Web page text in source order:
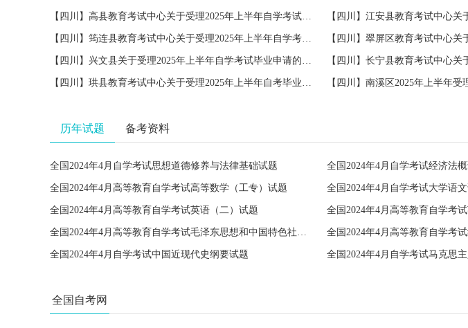
【四川】高县教育考试中心关于受理2025年上半年自学考试毕业申请的通知
【四川】筠连县教育考试中心关于受理2025年上半年自学考试毕业申请的通知
【四川】兴文县关于受理2025年上半年自学考试毕业申请的通知
【四川】珙县教育考试中心关于受理2025年上半年自考毕业申请的通知 【四川】南溪区2025年上半年
历年试题 备考资料
全国2024年4月自学考试思想道德修养与法律基础试题
全国2024年4月高等教育自学考试高等数学（工专）试题 全国2024年4月自学考试大学语
全国2024年4月高等教育自学考试英语（二）试题 全国2024年4月高等教育自学考
全国2024年4月高等教育自学考试毛泽东思想和中国特色社会主义理论体系概论试题 全国2024年4月高等教育自学考
全国2024年4月自学考试中国近现代史纲要试题 全国2024年4月自学考试马克思
全国自考网